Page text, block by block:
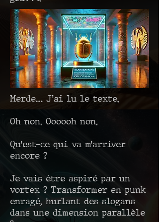
Merde… J’ai lu le texte.
Oh non. Oooooh non.
Qu’est-ce qui va m’arriver
encore ?
Je vais être aspiré par un
vortex ? Transformer en punk
enragé, hurlant des slogans
dans une dimension parallèle